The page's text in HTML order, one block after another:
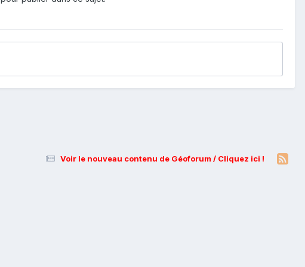
Voir le nouveau contenu de Géoforum / Cliquez ici !